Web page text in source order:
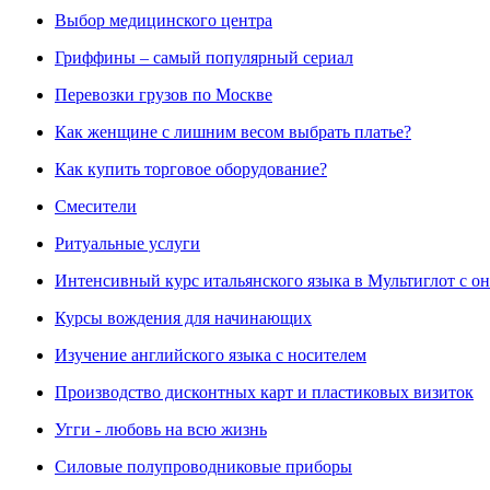
Выбор медицинского центра
Гриффины – самый популярный сериал
Перевозки грузов по Москве
Как женщине с лишним весом выбрать платье?
Как купить торговое оборудование?
Смесители
Ритуальные услуги
Интенсивный курс итальянского языка в Мультиглот с
Курсы вождения для начинающих
Изучение английского языка с носителем
Производство дисконтных карт и пластиковых визиток
Угги - любовь на всю жизнь
Силовые полупроводниковые приборы